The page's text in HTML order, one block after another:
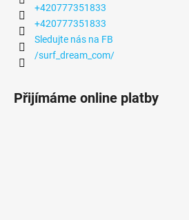
+420777351833
+420777351833
Sledujte nás na FB
/surf_dream_com/
Přijímáme online platby